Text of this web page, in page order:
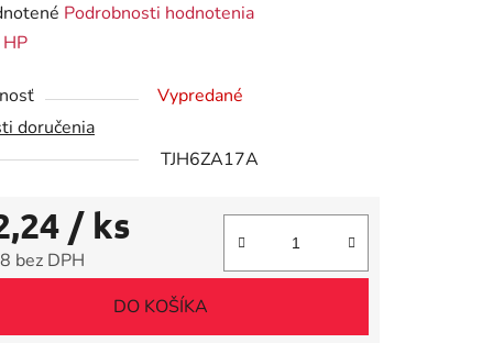
Podrobnosti hodnotenia
HP
Vypredané
doručenia
TJH6ZA17A
/ ks
bez DPH
DO KOŠÍKA